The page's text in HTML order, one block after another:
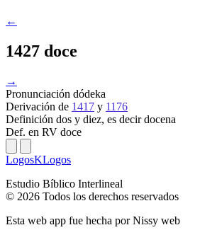
←
1427 doce
→
Pronunciación dódeka
Derivación de 1417 y 1176
Definición dos y diez, es decir docena
Def. en RV doce
LogosKLogos
Estudio Bíblico Interlineal
© 2026 Todos los derechos reservados
Esta web app fue hecha porNissy web